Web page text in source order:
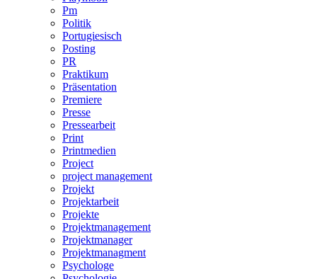
Pm
Politik
Portugiesisch
Posting
PR
Praktikum
Präsentation
Premiere
Presse
Pressearbeit
Print
Printmedien
Project
project management
Projekt
Projektarbeit
Projekte
Projektmanagement
Projektmanager
Projektmanagment
Psychologe